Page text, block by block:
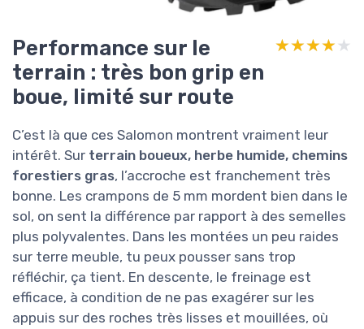
Performance sur le
terrain : très bon grip en
boue, limité sur route
★★★★★
★★★★★
C’est là que ces Salomon montrent vraiment leur
intérêt. Sur terrain boueux, herbe humide, chemins
forestiers gras, l’accroche est franchement très
bonne. Les crampons de 5 mm mordent bien dans le
sol, on sent la différence par rapport à des semelles
plus polyvalentes. Dans les montées un peu raides
sur terre meuble, tu peux pousser sans trop
réfléchir, ça tient. En descente, le freinage est
efficace, à condition de ne pas exagérer sur les
appuis sur des roches très lisses et mouillées, où